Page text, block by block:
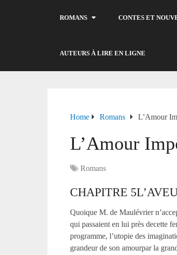
ROMANS CONTES ET
AUTEURS À LIRE EN LIGNE
Home Romans L’Amour
L’Amour
Romans
CHAPITRE
Quoique M. de Maulévrier
qui passaient en lui près decette
programme, l’utopie des
grandeur de son amourpar la